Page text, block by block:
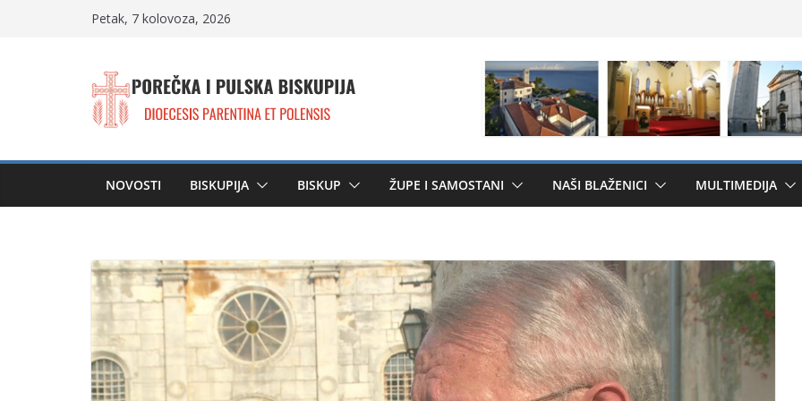
Petak, 7 kolovoza, 2026
NOVOSTI BISKUPIJA BISKUP ŽUPE I SAMOSTANI NAŠI BLAŽENICI MULTIMEDIJA